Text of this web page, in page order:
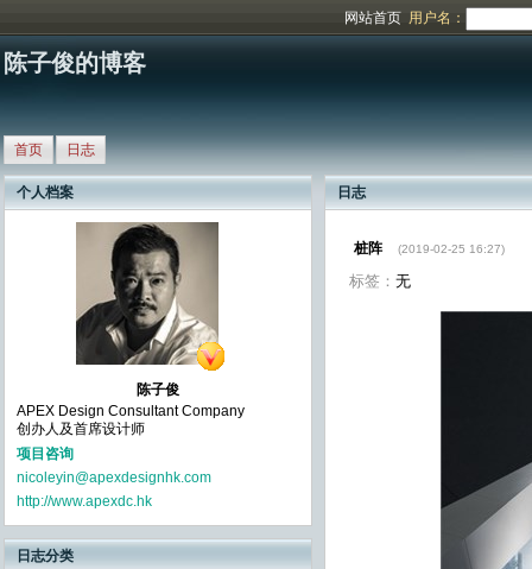
网站首页 用户名：
陈子俊的博客
首页 日志
个人档案
陈子俊
APEX Design Consultant Company
创办人及首席设计师
项目咨询
nicoleyin@apexdesignhk.com
http://www.apexdc.hk
日志分类
日志
桩阵 (2019-02-25 16:27)
标签： 无